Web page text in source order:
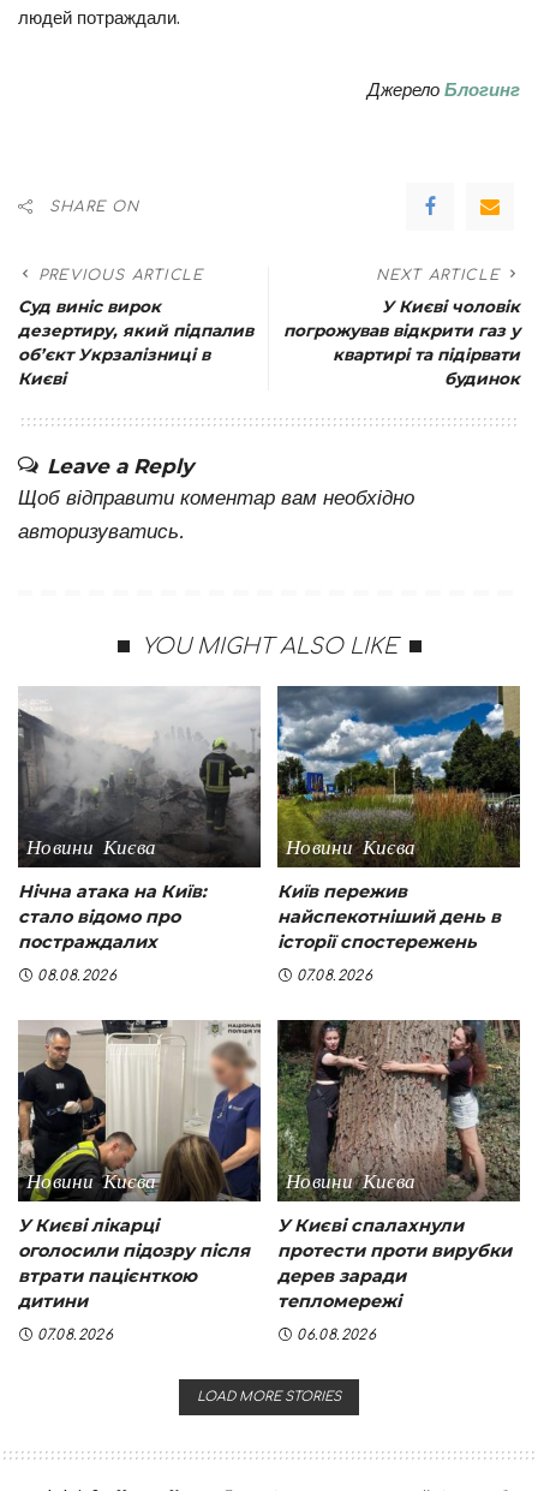
людей потраждали.
ДжерелоБлогинг
SHARE ON
PREVIOUS ARTICLE
Суд виніс вирок
дезертиру, який підпалив
об’єкт Укрзалізниці в
Києві
NEXT ARTICLE
У Києві чоловік
погрожував відкрити газ у
квартирі та підірвати
будинок
Leave a Reply
Щоб відправити коментар вам необхідно
авторизуватись.
YOU MIGHT ALSO LIKE
Новини Києва
Нічна атака на Київ:
стало відомо про
постраждалих
08.08.2026
Новини Києва
Київ пережив
найспекотніший день в
історії спостережень
07.08.2026
Новини Києва
У Києві лікарці
оголосили підозру після
втрати пацієнткою
дитини
07.08.2026
Новини Києва
У Києві спалахнули
протести проти вирубки
дерев заради
тепломережі
06.08.2026
LOAD MORE STORIES